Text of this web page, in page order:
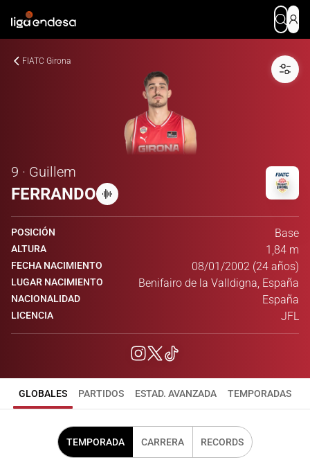
FIATC Girona
9 · Guillem
FERRANDO
POSICIÓN Base
ALTURA 1,84 m
FECHA NACIMIENTO 08/01/2002 (24 años)
LUGAR NACIMIENTO Benifairo de la Valldigna, España
NACIONALIDAD España
LICENCIA JFL
GLOBALES PARTIDOS ESTAD. AVANZADA TEMPORADAS
TEMPORADA CARRERA RECORDS